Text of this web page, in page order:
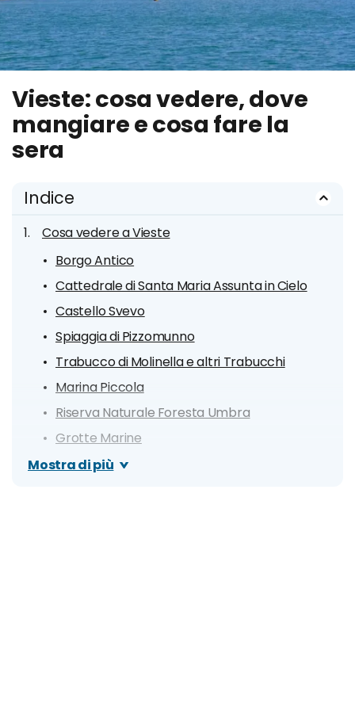
Vieste: cosa vedere, dove
mangiare e cosa fare la
sera
Indice
Cosa vedere a Vieste
Borgo Antico
Cattedrale di Santa Maria Assunta in Cielo
Castello Svevo
Spiaggia di Pizzomunno
Trabucco di Molinella e altri Trabucchi
Marina Piccola
Riserva Naturale Foresta Umbra
Grotte Marine
Baia e Arco di San Felice
Mostra di più